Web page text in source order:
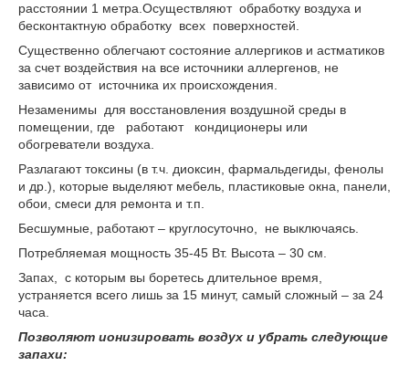
расстоянии 1 метра.Осуществляют обработку воздуха и
бесконтактную обработку всех поверхностей.
Существенно облегчают состояние аллергиков и астматиков
за счет воздействия на все источники аллергенов, не
зависимо от источника их происхождения.
Незаменимы для восстановления воздушной среды в
помещении, где работают кондиционеры или
обогреватели воздуха.
Разлагают токсины (в т.ч. диоксин, фармальдегиды, фенолы
и др.), которые выделяют мебель, пластиковые окна, панели,
обои, смеси для ремонта и т.п.
Бесшумные, работают – круглосуточно, не выключаясь.
Потребляемая мощность 35-45 Вт. Высота – 30 см.
Запах, с которым вы боретесь длительное время,
устраняется всего лишь за 15 минут, самый сложный – за 24
часа.
Позволяют ионизировать воздух и убрать следующие
запахи: